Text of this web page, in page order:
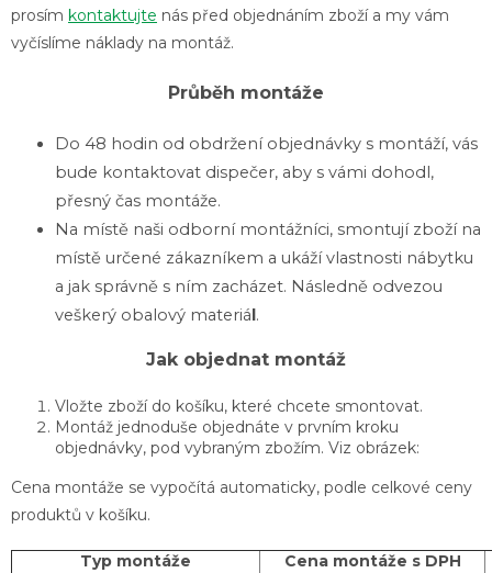
prosím kontaktujte nás před objednáním zboží a my vám
vyčíslíme náklady na montáž.
Průběh montáže
Do 48 hodin od obdržení objednávky s montáží, vás
bude kontaktovat dispečer, aby s vámi dohodl,
přesný čas montáže.
Na místě naši odborní montážníci, smontují zboží na
místě určené zákazníkem a ukáží vlastnosti nábytku
a jak správně s ním zacházet. Následně odvezou
veškerý obalový materiá .
Jak objednat montáž
Vložte zboží do košíku, které chcete smontovat.
Montáž jednoduše objednáte v prvním kroku
objednávky, pod vybraným zbožím. Viz obrázek:
Cena montáže se vypočítá automaticky, podle celkové ceny
produktů v košíku.
Typ montáže
Cena montáže s DPH